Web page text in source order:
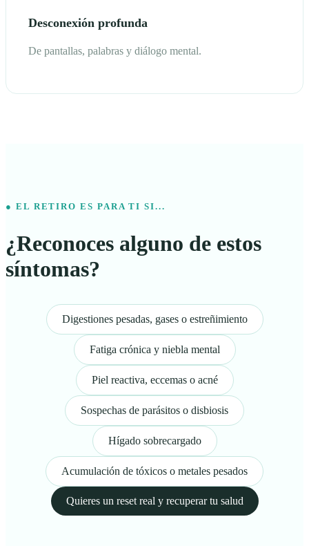
Desconexión profunda
De pantallas, palabras y diálogo mental.
● EL RETIRO ES PARA TI SI...
¿Reconoces alguno de estos
síntomas?
Digestiones pesadas, gases o estreñimiento
Fatiga crónica y niebla mental
Piel reactiva, eccemas o acné
Sospechas de parásitos o disbiosis
Hígado sobrecargado
Acumulación de tóxicos o metales pesados
Quieres un reset real y recuperar tu salud